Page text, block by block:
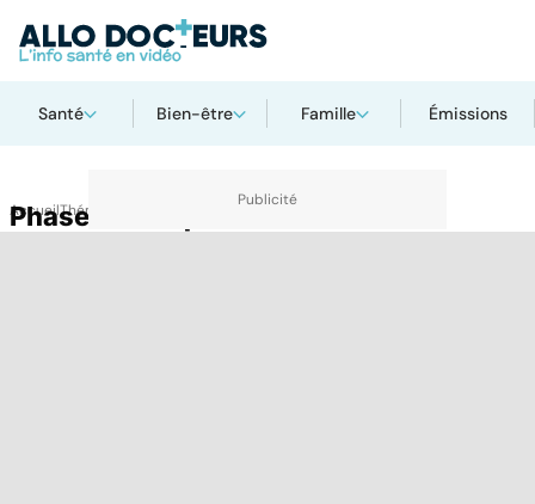
Santé Bien-être Famille Émissions
AccueilThématiques
Phase maniaque